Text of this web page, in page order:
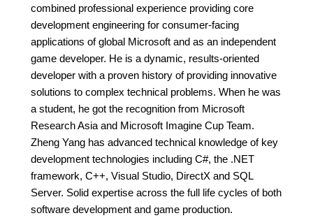
combined professional experience providing core
development engineering for consumer-facing
applications of global Microsoft and as an independent
game developer. He is a dynamic, results-oriented
developer with a proven history of providing innovative
solutions to complex technical problems. When he was
a student, he got the recognition from Microsoft
Research Asia and Microsoft Imagine Cup Team.
Zheng Yang has advanced technical knowledge of key
development technologies including C#, the .NET
framework, C++, Visual Studio, DirectX and SQL
Server. Solid expertise across the full life cycles of both
software development and game production.